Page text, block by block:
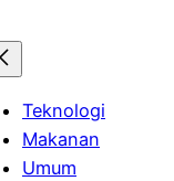
Teknologi
Makanan
Umum